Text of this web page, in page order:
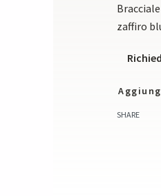
zaffiro
SHARE